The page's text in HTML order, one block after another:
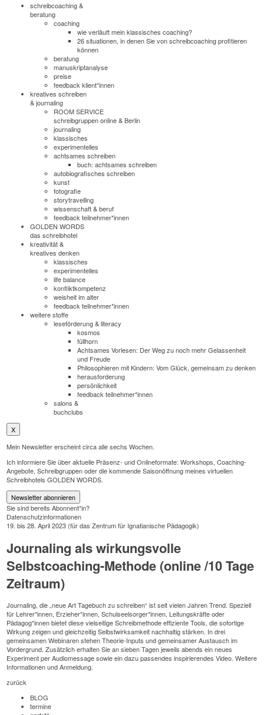
schreibcoaching &
beratung
coaching
wie verläuft mein klassisches coaching?
26 situationen, in denen Sie von schreibcoaching profitieren
können
beratung
manuskriptanalyse
preise
feedback klient*innen
kreatives schreiben
& journaling
ROOM SERVICE
schreibgruppen online & Berlin
journaling
klassisches
experimentelles
achtsames schreiben
buch: achtsames schreiben
autobiografisches schreiben
kunst
fotografie
storytravelling
wissenschaft & beruf
feedback teilnehmer*innen
GOLDEN WORDS
das schreibhotel
kreativität &
kreatives denken
klassisches
experimentelles
life balance
konfliktkompetenz
weisheit im alter
feedback teilnehmer*innen
weitere stoffe
leseförderung & literacy
kosmos
füllhorn
Achtsames Vorlesen: Der Weg zu noch mehr Gelassenheit
und Freude
Philosophieren mit Kindern: Vom Glück, gemeinsam zu denken
herausforderung
persönlichkeit
feedback teilnehmer*innen
salons &
buchclubs
X
Mein Newsletter erscheint circa alle sechs Wochen.
Ich informiere Sie über aktuelle Präsenz- und Onlineformate: Workshops, Coaching-
Angebote, Schreibgruppen oder die kommende Saisonöffnung meines virtuellen
Schreibhotels GOLDEN WORDS.
Newsletter abonnieren
Sie sind bereits Abonnent*in?
Datenschutzinformationen
19. bis 28. April 2023 (für das Zentrum für Ignatianische Pädagogik)
Journaling als wirkungsvolle
Selbstcoaching-Methode (online /10 Tage
Zeitraum)
Journaling, die „neue Art Tagebuch zu schreiben“ ist seit vielen Jahren Trend. Speziell
für Lehrer*innen, Erzieher*innen, Schulseelsorger*innen, Leitungskräfte oder
Pädagog*innen bietet diese vielseitige Schreibmethode effiziente Tools, die sofortige
Wirkung zeigen und gleichzeitig Selbstwirksamkeit nachhaltig stärken. In drei
gemeinsamen Webinaren stehen Theorie-Inputs und gemeinsamer Austausch im
Vordergrund. Zusätzlich erhalten Sie an sieben Tagen jeweils abends ein neues
Experiment per Audiomessage sowie ein dazu passendes inspirierendes Video.Weitere
Informationen und Anmeldung.
zurück
BLOG
termine